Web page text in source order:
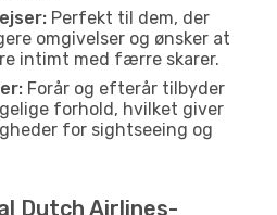
Perfekt til dem, der
omgivelser og ønsker at
intimt med færre skarer.
Forår og efterår tilbyder
forhold, hvilket giver
for sightseeing og
Dutch Airlines-